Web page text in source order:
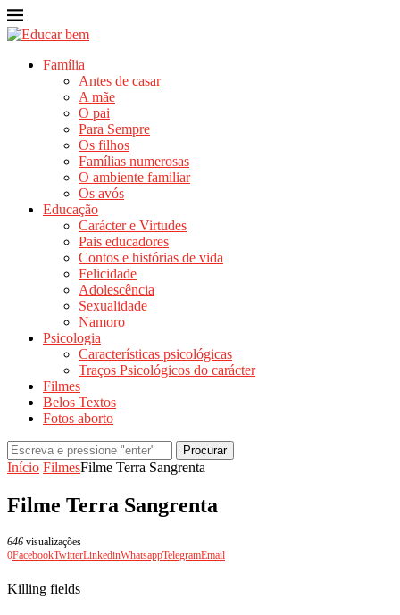
Família
Antes de casar
A mãe
O pai
Para Sempre
Os filhos
Famílias numerosas
O ambiente familiar
Os avós
Educação
Carácter e Virtudes
Pais educadores
Contos e histórias de vida
Felicidade
Adolescência
Sexualidade
Namoro
Psicologia
Características psicológicas
Traços Psicológicos do carácter
Filmes
Belos Textos
Fotos aborto
Procurar
Início FilmesFilme Terra Sangrenta
Filme Terra Sangrenta
646 visualizações
0FacebookTwitterLinkedinWhatsappTelegramEmail
Killing fields